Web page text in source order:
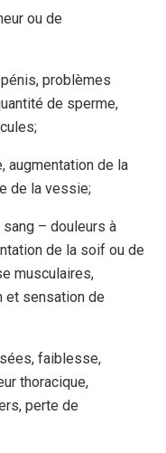
ou de
problèmes
de sperme,
augmentation de la
de la vessie;
– douleurs à
de la soif ou de
musculaires,
et sensation de
faiblesse,
thoracique,
perte de